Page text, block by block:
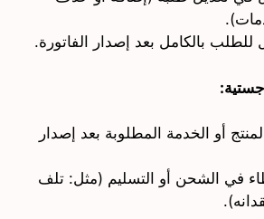
للطلب بالكامل بعد إصدار الفاتورة.
أو الخدمة المطلوبة بعد إصدار
في الشحن أو التسليم (مثل: تلف